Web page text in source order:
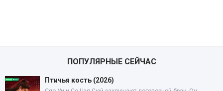
ПОПУЛЯРНЫЕ СЕЙЧАС
Птичья кость (2026)